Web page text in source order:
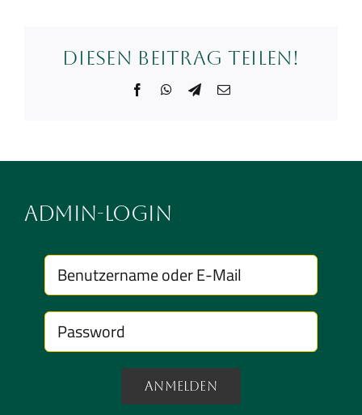
Diesen Beitrag teilen!
FacebookWhatsApp
Telegram
E-
Admin-Login
Anmelden